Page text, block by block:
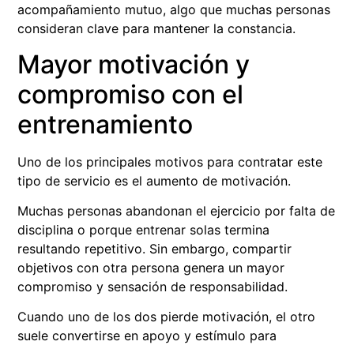
acompañamiento mutuo, algo que muchas personas
consideran clave para mantener la constancia.
Mayor motivación y
compromiso con el
entrenamiento
Uno de los principales motivos para contratar este
tipo de servicio es el aumento de motivación.
Muchas personas abandonan el ejercicio por falta de
disciplina o porque entrenar solas termina
resultando repetitivo. Sin embargo, compartir
objetivos con otra persona genera un mayor
compromiso y sensación de responsabilidad.
Cuando uno de los dos pierde motivación, el otro
suele convertirse en apoyo y estímulo para